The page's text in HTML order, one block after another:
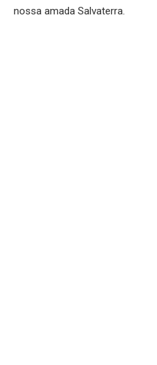
nossa amada Salvaterra.